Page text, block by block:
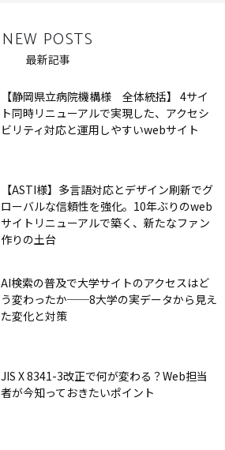
NEW POSTS
最新記事
【静岡県立病院機構様 全体統括】 4サイ
ト同時リニューアルで実現した、アクセシ
ビリティ対応と運用しやすいwebサイト
【ASTI様】多言語対応とデザイン刷新でグ
ローバルな信頼性を強化。10年ぶりのweb
サイトリニューアルで築く、新たなファン
作りの土台
AI検索の普及で大学サイトのアクセスはど
う変わったか──8大学の実データから見え
た変化と対策
JIS X 8341-3改正で何が変わる？Web担当
者が今知っておきたいポイント